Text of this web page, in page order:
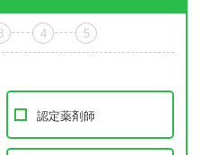
4 5
認定薬剤師